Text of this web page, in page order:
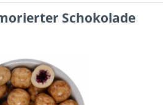
Schokolade